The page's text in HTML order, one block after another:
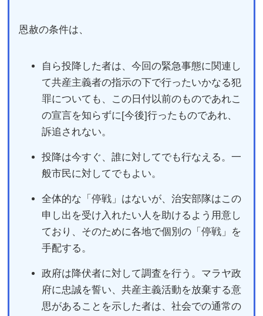
恩赦の条件は、
自ら投降した者は、今回の緊急事態に関連し
て共産主義者の指示の下で行ったいかなる犯
罪についても、この日付以前のものであれこ
の宣言を知らずに[今後]行ったものであれ、
訴追されない。
投降は今すぐ、誰に対してでも行なえる。一
般市民に対してでもよい。
全体的な「停戦」はないが、治安部隊はこの
申し出を受け入れたい人を助けるよう用意し
ており、そのために各地で個別の「停戦」を
手配する。
政府は降伏者に対して調査を行う。マラヤ政
府に忠誠を誓い、共産主義活動を放棄する意
思があることを示した者は、社会での通常の